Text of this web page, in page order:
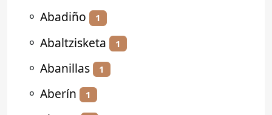
⚬ Abadiño 1
⚬ Abaltzisketa 1
⚬ Abanillas 1
⚬ Aberín 1